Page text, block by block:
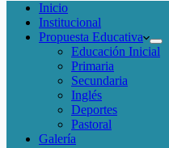
Inicio
Institucional
Propuesta Educativa
Educación Inicial
Primaria
Secundaria
Inglés
Deportes
Pastoral
Galería